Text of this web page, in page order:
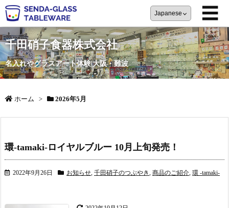
☰
千田硝子食器株式会社
名入れやグラスアート体験|大阪・難波
ホーム > 2026年5月
環-tamaki-ロイヤルブルー 10月上旬発売！
2022年9月26日 お知らせ, 千田硝子のつぶやき, 商品のご紹介, 環 -tamaki-